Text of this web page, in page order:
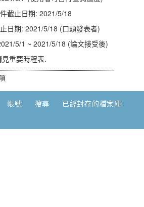
截止日期: 2021/5/18
日期: 2021/5/18 (口頭發表者)
5/1 ~ 2021/5/18 (論文接受後)
重要時程表.
帳號 搜尋
已經封存的檔案庫